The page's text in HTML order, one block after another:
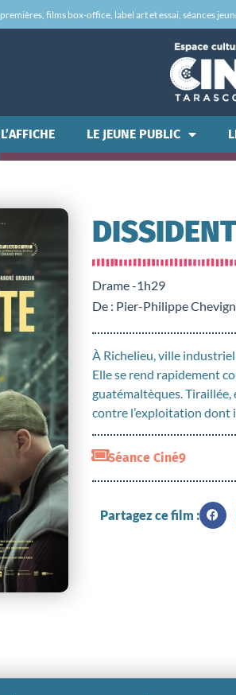
films box-office, label art et essai, séances
LE JEUNE PUBLIC
Drame -1h29
De : Pier-Philippe
À Richelieu, ville
Elle se rend rapidement
guatémaltèques.
contre l’exploitation dont
Séance Ciné9
Partagez ce film :